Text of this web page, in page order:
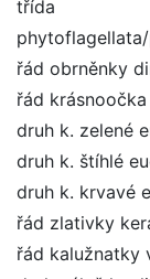
třída
řád obrněnky
řád
druh k. zelené
druh k. štíhlé
druh k. krvavé
řád zlativky
řád kalužnatky